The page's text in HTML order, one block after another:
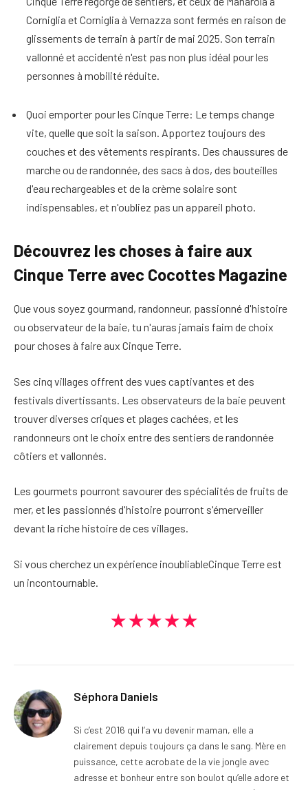
Corniglia et Corniglia à Vernazza sont fermés en raison de
glissements de terrain à partir de mai 2025. Son terrain
vallonné et accidenté n'est pas non plus idéal pour les
personnes à mobilité réduite.
Quoi emporter pour les Cinque Terre: Le temps change
vite, quelle que soit la saison. Apportez toujours des
couches et des vêtements respirants. Des chaussures de
marche ou de randonnée, des sacs à dos, des bouteilles
d'eau rechargeables et de la crème solaire sont
indispensables, et n'oubliez pas un appareil photo.
Découvrez les choses à faire aux
Cinque Terre avec Cocottes Magazine
Que vous soyez gourmand, randonneur, passionné d'histoire
ou observateur de la baie, tu n'auras jamais faim de choix
pourchoses à faire aux Cinque Terre.
Ses cinq villages offrent des vues captivantes et des
festivals divertissants . Les observateurs de la baie peuvent
trouver diverses criques et plages cachées, et les
randonneurs ont le choix entre des sentiers de randonnée
côtiers et vallonnés.
Les gourmets pourront savourer des spécialités de fruits de
mer, et les passionnés d'histoire pourront s'émerveiller
devant la riche histoire de ces villages.
Si vous cherchez un expérience inoubliableCinque Terre est
un incontournable.
★★★★★
Séphora Daniels
Si c’est 2016 qui l’a vu devenir maman, elle a
clairement depuis toujours ça dans le sang. Mère en
puissance, cette acrobate de la vie jongle avec
adresse et bonheur entre son boulot qu’elle adore et